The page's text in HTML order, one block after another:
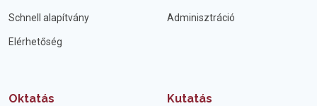
Schnell alapítvány
Elérhetőség
Adminisztráció
Oktatás Kutatás